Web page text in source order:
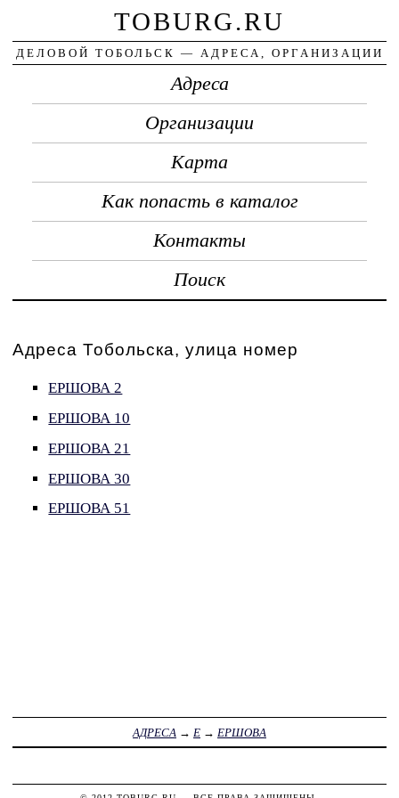
TOBURG.RU
ДЕЛОВОЙ ТОБОЛЬСК — АДРЕСА, ОРГАНИЗАЦИИ
Адреса
Организации
Карта
Как попасть в каталог
Контакты
Поиск
Адреса Тобольска, улица номер
ЕРШОВА 2
ЕРШОВА 10
ЕРШОВА 21
ЕРШОВА 30
ЕРШОВА 51
АДРЕСА → Е → ЕРШОВА